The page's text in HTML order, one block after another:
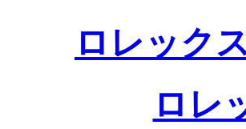
ロレック
ロレ